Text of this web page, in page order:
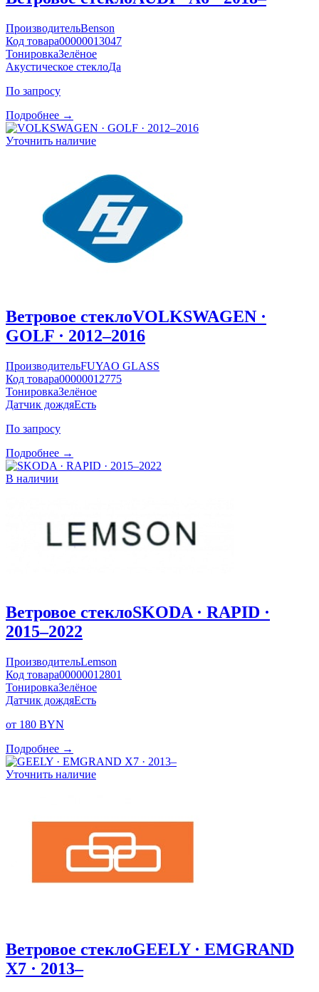
ПроизводительBenson
Код товара00000013047
ТонировкаЗелёное
Акустическое стеклоДа
По запросу
Подробнее →
Уточнить наличие
Ветровое стеклоVOLKSWAGEN ·
GOLF · 2012–2016
ПроизводительFUYAO GLASS
Код товара00000012775
ТонировкаЗелёное
Датчик дождяЕсть
По запросу
Подробнее →
В наличии
Ветровое стеклоSKODA · RAPID ·
2015–2022
ПроизводительLemson
Код товара00000012801
ТонировкаЗелёное
Датчик дождяЕсть
от 180 BYN
Подробнее →
Уточнить наличие
Ветровое стеклоGEELY · EMGRAND
X7 · 2013–